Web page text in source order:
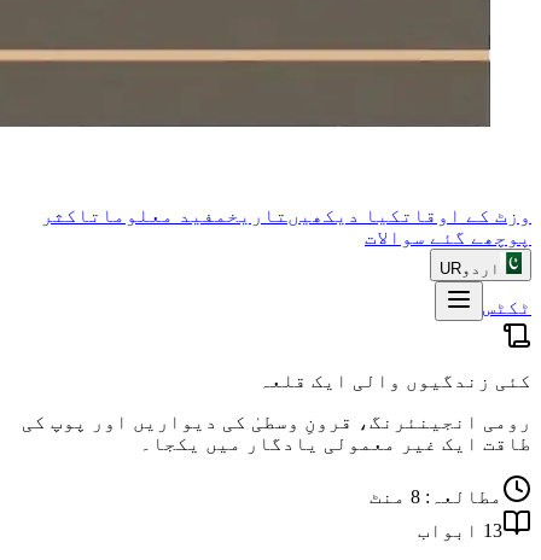
وزٹ کے اوقات کیا دیکھیں تاریخ مفید معلومات اکثر
پوچھے گئے سوالات
اردو UR
ٹکٹس
کئی زندگیوں والی ایک قلعہ
رومی انجینئرنگ، قرونِ وسطیٰ کی دیواریں اور پوپ کی
طاقت ایک غیر معمولی یادگار میں یکجا۔
مطالعہ: 8 منٹ
13 ابواب